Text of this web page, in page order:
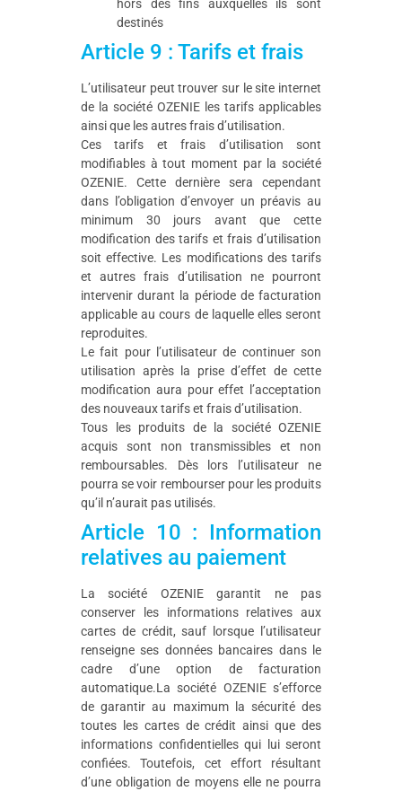
hors des fins auxquelles ils sont
destinés
Article 9 : Tarifs et frais
L’utilisateur peut trouver sur le site internet
de la société OZENIE les tarifs applicables
ainsi que les autres frais d’utilisation.
Ces tarifs et frais d’utilisation sont
modifiables à tout moment par la société
OZENIE. Cette dernière sera cependant
dans l’obligation d’envoyer un préavis au
minimum 30 jours avant que cette
modification des tarifs et frais d’utilisation
soit effective. Les modifications des tarifs
et autres frais d’utilisation ne pourront
intervenir durant la période de facturation
applicable au cours de laquelle elles seront
reproduites.
Le fait pour l’utilisateur de continuer son
utilisation après la prise d’effet de cette
modification aura pour effet l’acceptation
des nouveaux tarifs et frais d’utilisation.
Tous les produits de la société OZENIE
acquis sont non transmissibles et non
remboursables. Dès lors l’utilisateur ne
pourra se voir rembourser pour les produits
qu’il n’aurait pas utilisés.
Article 10 : Information
relatives au paiement
La société OZENIE garantit ne pas
conserver les informations relatives aux
cartes de crédit, sauf lorsque l’utilisateur
renseigne ses données bancaires dans le
cadre d’une option de facturation
automatique.La société OZENIE s’efforce
de garantir au maximum la sécurité des
toutes les cartes de crédit ainsi que des
informations confidentielles qui lui seront
confiées. Toutefois, cet effort résultant
d’une obligation de moyens elle ne pourra